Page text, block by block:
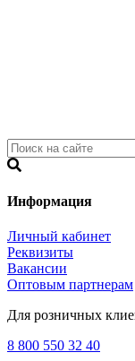
Информация
Личный кабинет
Реквизиты
Вакансии
Оптовым партнерам
Для розничных
8 800 550 32 40